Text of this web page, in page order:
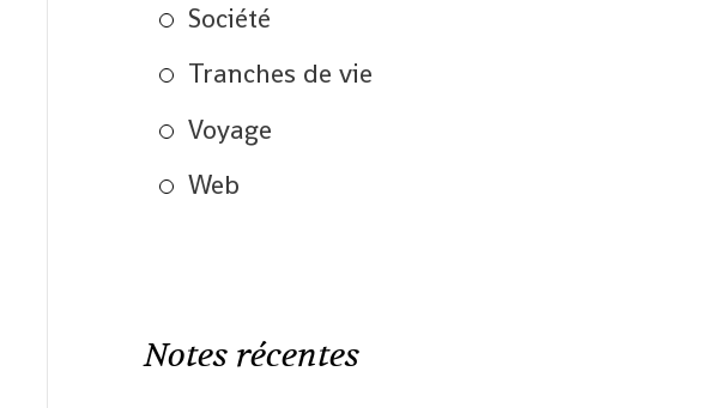
Société
Tranches de vie
Voyage
Web
Notes récentes